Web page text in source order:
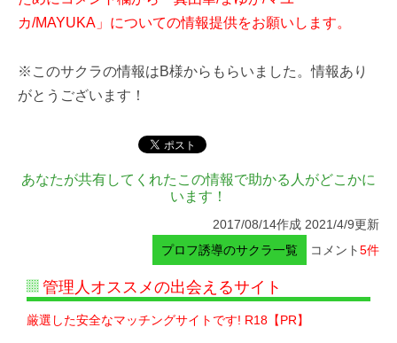
カ/MAYUKA」についての情報提供をお願いします。
※このサクラの情報はB様からもらいました。情報あり
がとうございます！
あなたが共有してくれたこの情報で助かる人がどこかに
います！
2017/08/14作成 2021/4/9更新
プロフ誘導のサクラ一覧
コメント5件
管理人オススメの出会えるサイト
厳選した安全なマッチングサイトです! R18【PR】